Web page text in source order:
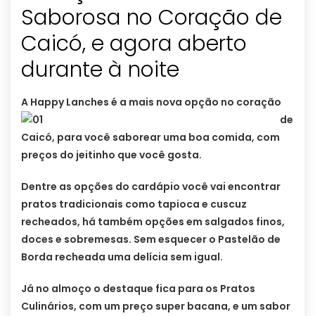
Saborosa no Coração de
Caicó, e agora aberto
durante à noite
A Happy Lanches é a mais nova opção no coração
de
Caicó, para você saborear uma boa comida, com
preços do jeitinho que você gosta.
Dentre as opções do cardápio você vai encontrar
pratos tradicionais como tapioca e cuscuz
recheados, há também opções em salgados finos,
doces e sobremesas. Sem esquecer o Pastelão de
Borda recheada uma delícia sem igual.
Já no almoço o destaque fica para os Pratos
Culinários, com um preço super bacana, e um sabor